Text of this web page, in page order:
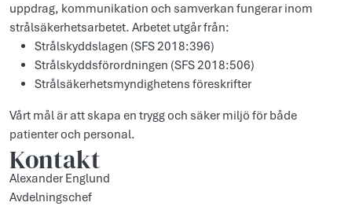
uppdrag, kommunikation och samverkan fungerar inom
strålsäkerhetsarbetet. Arbetet utgår från:
Strålskyddslagen (SFS 2018:396)
Strålskyddsförordningen (SFS 2018:506)
Strålsäkerhetsmyndighetens föreskrifter
Vårt mål är att skapa en trygg och säker miljö för både
patienter och personal.
Kontakt
Alexander Englund
Avdelningschef